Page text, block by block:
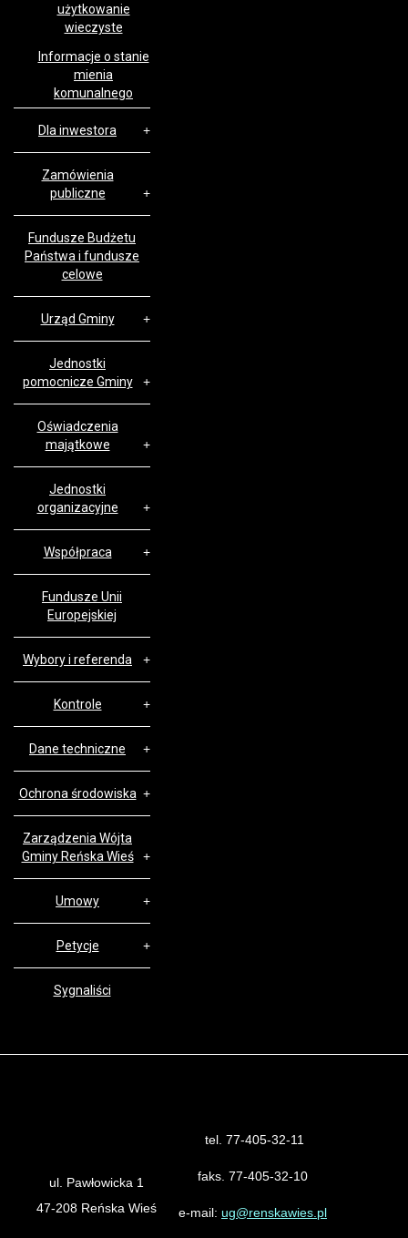
użytkowanie
wieczyste
Informacje o stanie
mienia
komunalnego
Dla inwestora
Zamówienia
publiczne
Fundusze Budżetu
Państwa i fundusze
celowe
Urząd Gminy
Jednostki
pomocnicze Gminy
Oświadczenia
majątkowe
Jednostki
organizacyjne
Współpraca
Fundusze Unii
Europejskiej
Wybory i referenda
Kontrole
Dane techniczne
Ochrona środowiska
Zarządzenia Wójta
Gminy Reńska Wieś
Umowy
Petycje
Sygnaliści
ul. Pawłowicka 1
47-208 Reńska Wieś
tel. 77-405-32-11
faks. 77-405-32-10
e-mail: ug@renskawies.pl